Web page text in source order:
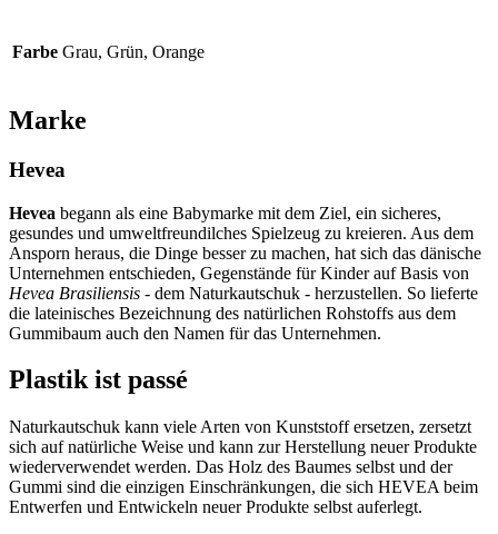
Farbe Grau, Grün, Orange
Marke
Hevea
Hevea begann als eine Babymarke mit dem Ziel, ein sicheres,
gesundes und umweltfreundilches Spielzeug zu kreieren. Aus dem
Ansporn heraus, die Dinge besser zu machen, hat sich das dänische
Unternehmen entschieden, Gegenstände für Kinder auf Basis von
Hevea Brasiliensis - dem Naturkautschuk - herzustellen. So lieferte
die lateinisches Bezeichnung des natürlichen Rohstoffs aus dem
Gummibaum auch den Namen für das Unternehmen.
Plastik ist passé
Naturkautschuk kann viele Arten von Kunststoff ersetzen, zersetzt
sich auf natürliche Weise und kann zur Herstellung neuer Produkte
wiederverwendet werden. Das Holz des Baumes selbst und der
Gummi sind die einzigen Einschränkungen, die sich HEVEA beim
Entwerfen und Entwickeln neuer Produkte selbst auferlegt.